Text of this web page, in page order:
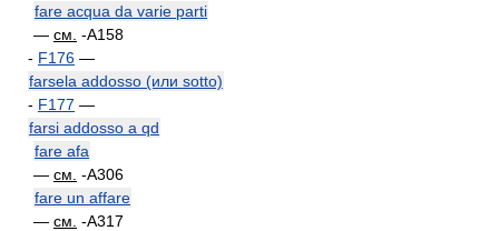
fare acqua da varie parti
— см. -A158
- F176 —
farsela addosso (или sotto)
- F177 —
farsi addosso a qd
fare afa
— см. -A306
fare un affare
— см. -A317